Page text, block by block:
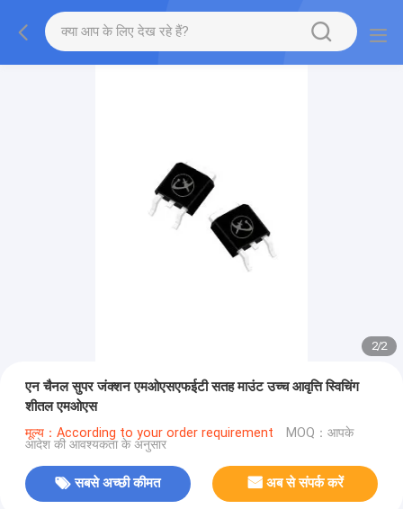
2/2
एन चैनल सुपर जंक्शन एमओएसएफईटी सतह माउंट उच्च आवृत्ति स्विचिंग
शीतल एमओएस
मूल्य：According to your order requirement MOQ：आपके
आदेश की आवश्यकता के अनुसार
सबसे अच्छी कीमत अब से संपर्क करें